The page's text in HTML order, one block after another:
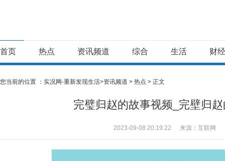
首页 热点 资讯频道 综合 生活 财经
您当前的位置 ： 实况网-重新发现生活>资讯频道 > 热点 > 正文
完璧归赵的故事视频_完壁归
2023-09-08 20:19:22 来源：互联网